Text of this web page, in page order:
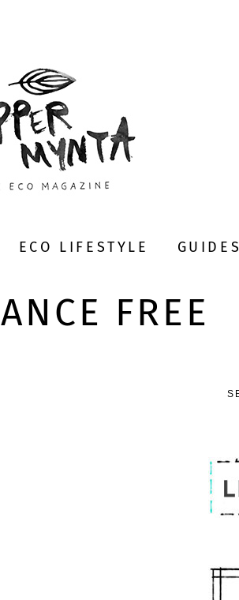
ECO LIFESTYLE GUIDES
FREE